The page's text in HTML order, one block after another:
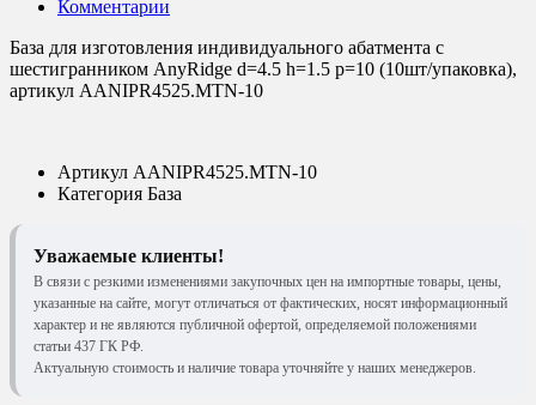
Комментарии
База для изготовления индивидуального абатмента с
шестигранником AnyRidge d=4.5 h=1.5 p=10 (10шт/упаковка),
артикул AANIPR4525.MTN-10
Артикул AANIPR4525.MTN-10
Категория База
Уважаемые клиенты!
В связи с резкими изменениями закупочных цен на импортные товары, цены,
указанные на сайте, могут отличаться от фактических, носят информационный
характер и не являются публичной офертой, определяемой положениями
статьи 437 ГК РФ.
Актуальную стоимость и наличие товара уточняйте у наших менеджеров.